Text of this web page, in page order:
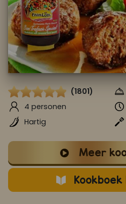
Koop ons
Ofklik hierom je aan te
(1801)
4 personen
Hartig
Meer